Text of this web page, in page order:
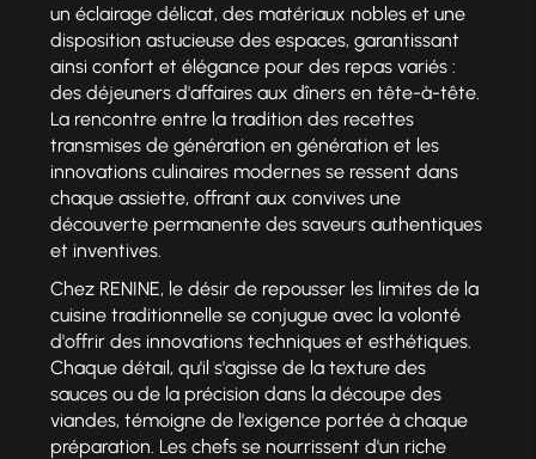
un éclairage délicat, des matériaux nobles et une
disposition astucieuse des espaces, garantissant
ainsi confort et élégance pour des repas variés :
des déjeuners d'affaires aux dîners en tête-à-tête.
La rencontre entre la tradition des recettes
transmises de génération en génération et les
innovations culinaires modernes se ressent dans
chaque assiette, offrant aux convives une
découverte permanente des saveurs authentiques
et inventives.
Chez RENINE, le désir de repousser les limites de la
cuisine traditionnelle se conjugue avec la volonté
d'offrir des innovations techniques et esthétiques.
Chaque détail, qu'il s'agisse de la texture des
sauces ou de la précision dans la découpe des
viandes, témoigne de l'exigence portée à chaque
préparation. Les chefs se nourrissent d'un riche